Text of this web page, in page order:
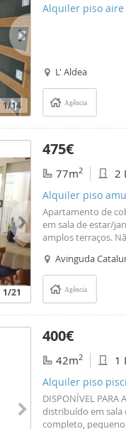
1/14
Alquiler piso aire
L' Aldea
Agência
1/21
475€
77m2 2
Alquiler piso
Apartamento de
em sala de estar/
amplos terraços.
Avinguda
Agência
400€
42m2 1
Alquiler piso
DISPONÍVEL PARA
distribuído em sala
completo,